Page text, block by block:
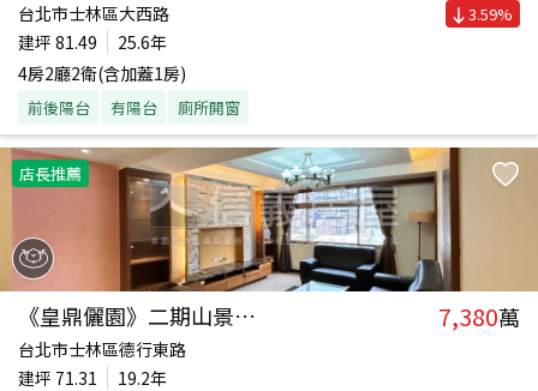
台北市士林區大西路
建坪 81.49
25.6年
4房2廳2衛(含加蓋1房)
前後陽台 有陽台 廁所開窗
3.59%
店長推薦
《皇鼎儷園》二期山景美廈 7,380萬
台北市士林區德行東路
建坪 71.31
19.2年